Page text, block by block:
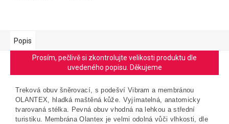
Popis
Prosím, pečlivě si zkontrolujte velikosti produktu dle
uvedeného popisu. Děkujeme
Treková obuv šněrovací, s podešví Vibram a membránou
OLANTEX, hladká maštěná kůže. Vyjímatelná, anatomicky
tvarovaná stélka. Pevná obuv vhodná na lehkou a střední
turistiku. Membrána Olantex je velmi odolná vůči vlhkosti, dle